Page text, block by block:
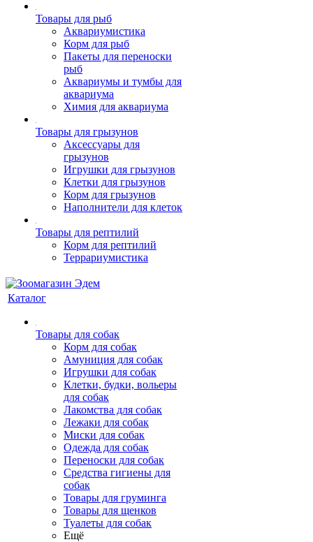
Товары для рыб
Аквариумистика
Корм для рыб
Пакеты для переноски
рыб
Аквариумы и тумбы для
аквариума
Химия для аквариума
Товары для грызунов
Аксессуары для
грызунов
Игрушки для грызунов
Клетки для грызунов
Корм для грызунов
Наполнители для клеток
Товары для рептилий
Корм для рептилий
Террариумистика
Каталог
Товары для собак
Корм для собак
Амуниция для собак
Игрушки для собак
Клетки, будки, вольеры
для собак
Лакомства для собак
Лежаки для собак
Миски для собак
Одежда для собак
Переноски для собак
Средства гигиены для
собак
Товары для груминга
Товары для щенков
Туалеты для собак
Ещё